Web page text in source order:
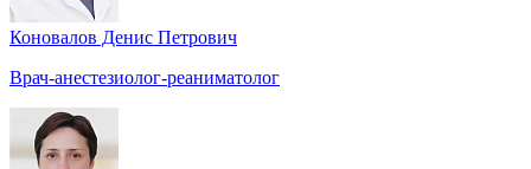
Коновалов Денис Петрович
Врач-анестезиолог-реаниматолог